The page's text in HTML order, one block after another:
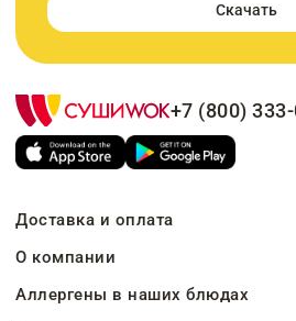
Скачать
+7 (800)
Доставка и оплата
О компании
Аллергены в наших блюдах